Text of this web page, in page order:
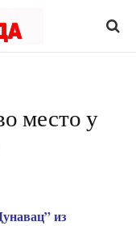
место у
из